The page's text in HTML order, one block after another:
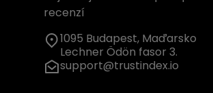
recenzí
1095 Budapest, Maďarsko
Lechner Ödön fasor 3.
support@trustindex.io